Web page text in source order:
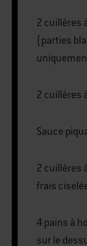
2 cuillères à table d'oignon vert émincé
(parties
Sauce
2 cuillères à thé de feuilles de cerfeuil
frais
4 pains à hot-dog, de préférence ouverts
sur le